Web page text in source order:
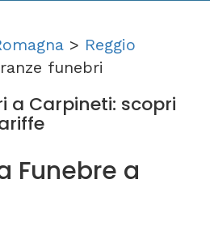
> Reggio
funebri
a Carpineti: scopri
Funebre a